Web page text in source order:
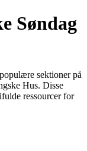
Søndag
sektioner på
Hus. Disse
ressourcer for